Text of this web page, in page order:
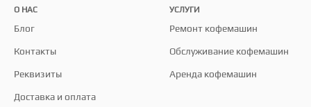
О НАС
Блог
Контакты
Реквизиты
Доставка и оплата
УСЛУГИ
Ремонт кофемашин
Обслуживание кофемашин
Аренда кофемашин